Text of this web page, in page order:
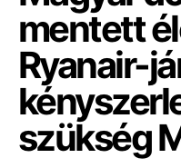
mentett
Ryanair-
szükség